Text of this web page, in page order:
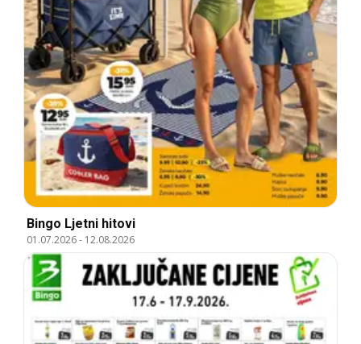
Bingo Ljetni hitovi
01.07.2026- 12.08.2026